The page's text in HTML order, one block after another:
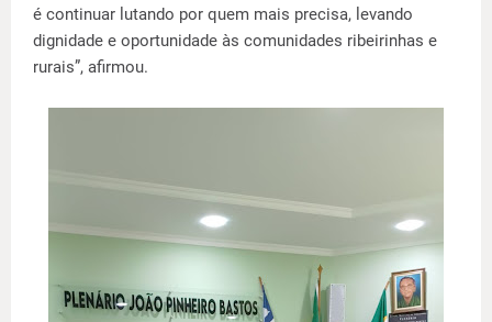
é continuar lutando por quem mais precisa, levando
dignidade e oportunidade às comunidades ribeirinhas e
rurais”, afirmou.